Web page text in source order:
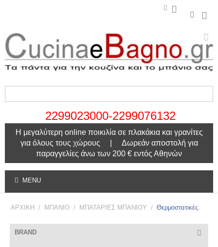
2299023000-2299076132
Η μεγαλύτερη online ποικιλία σε πλακάκια και γρανίτες
για όλους τους χώρους | Δωρεάν αποστολή για
παραγγελίες άνω των 200 € εντός Αθηνών
MENU
ΑΡΧΙΚΗ / ΜΠΑΝΙΟ / ΜΠΑΤΑΡΙΕΣ ΜΠΑΝΙΟΥ / Θερμοστατικές
BRAND